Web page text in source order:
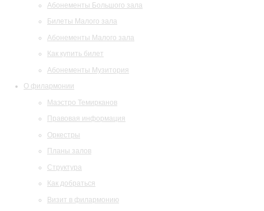
Абонементы Большого зала
Билеты Малого зала
Абонементы Малого зала
Как купить билет
Абонементы Музитория
О филармонии
Маэстро Темирканов
Правовая информация
Оркестры
Планы залов
Структура
Как добраться
Визит в филармонию